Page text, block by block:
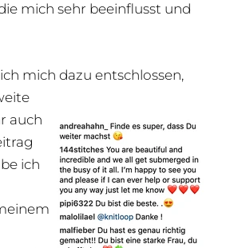
mich sehr beeinflusst und
mich dazu entschlossen,
auch
ich